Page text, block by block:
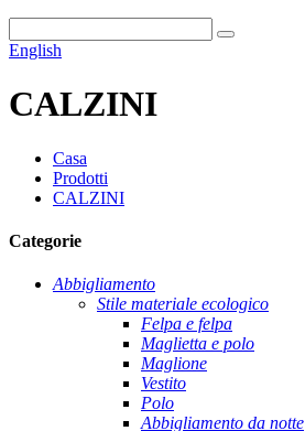
English
CALZINI
Casa
Prodotti
CALZINI
Categorie
Abbigliamento
Stile materiale ecologico
Felpa e felpa
Maglietta e polo
Maglione
Vestito
Polo
Abbigliamento da notte